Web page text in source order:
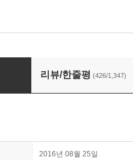
리뷰/한줄평 (426/1,347)
2016년 08월 25일